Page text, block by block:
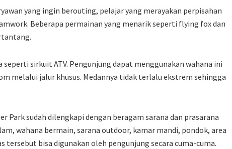
yang ingin berouting, pelajar yang merayakan perpisahan
Beberapa permainan yang menarik seperti flying fox dan
sirkuit ATV. Pengunjung dapat menggunakan wahana ini
melalui jalur khusus. Medannya tidak terlalu ekstrem sehingga
Park sudah dilengkapi dengan beragam sarana dan prasarana
wahana bermain, sarana outdoor, kamar mandi, pondok, area
bisa digunakan oleh pengunjung secara cuma-cuma.